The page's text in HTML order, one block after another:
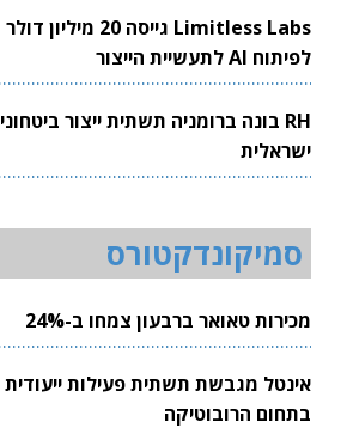
Limitless Labs גייסה 20 מיליון דולר
לפיתוח AI לתעשיית הייצור
RH בונה ברומניה תשתית ייצור ביטחוני
ישראלית
סמיקונדקטורס
מכירות טאואר ברבעון צמחו ב-24%
אינטל מגבשת תשתית פעילות ייעודית
בתחום הרובוטיקה